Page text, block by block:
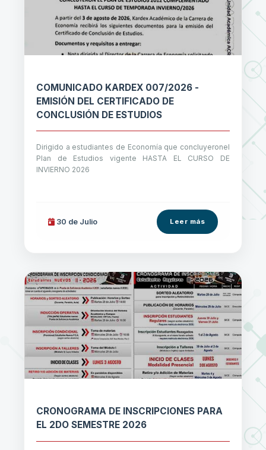
COMUNICADO KARDEX 007/2026 -
EMISIÓN DEL CERTIFICADO DE
CONCLUSIÓN DE ESTUDIOS
Dirigido a estudiantes de Economía que concluyeronel
Plan de Estudios vigente HASTA EL CURSO DE
INVIERNO 2026
30 de Julio Leer más
CRONOGRAMA DE INSCRIPCIONES PARA
EL 2DO SEMESTRE 2026